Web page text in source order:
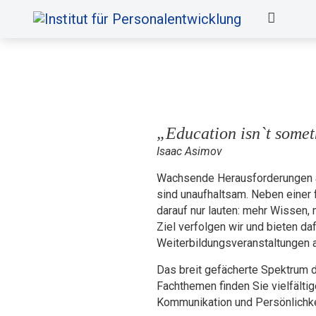
„Education isn`t
Isaac Asimov
Wachsende
sind unaufhaltsam. Neben
darauf nur lauten: mehr Wissen,
Ziel verfolgen wir und bieten
Weiterbildungsveranstaltungen
Das breit gefächerte Spektrum
Fachthemen finden Sie
Kommunikation und